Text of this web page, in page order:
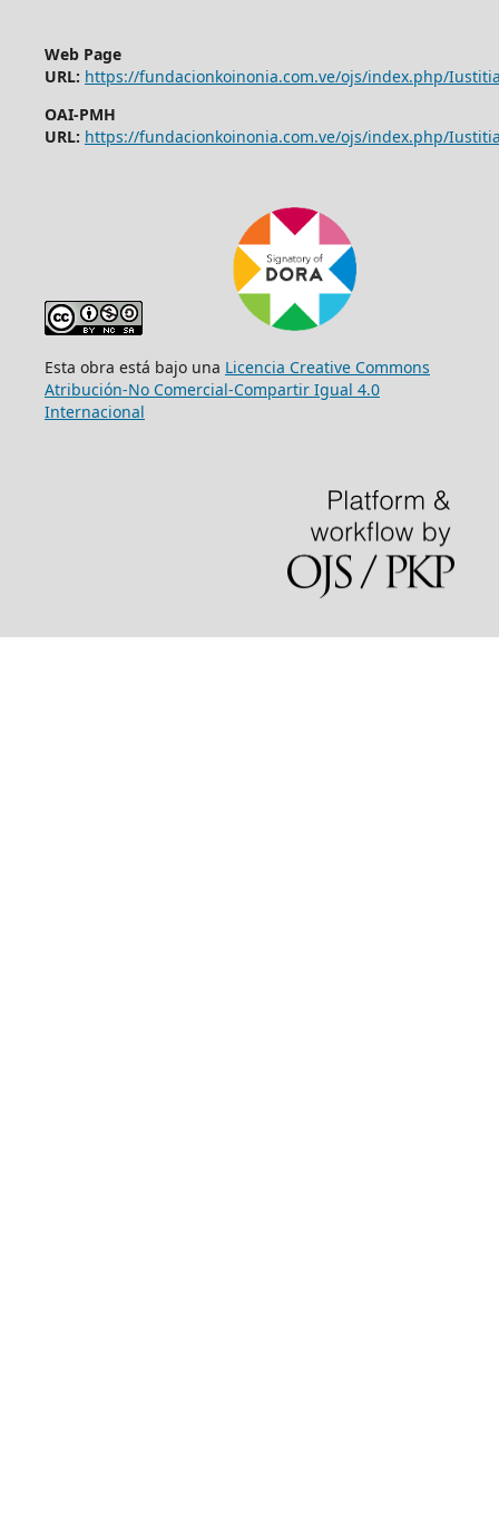
Web Page
URL: https://fundacionkoinonia.com.ve/ojs/index.php/
OAI-PMH
URL: https://fundacionkoinonia.com.ve/ojs/index.php/
Esta obra está bajo una Licencia Creative Commons
Atribución-No Comercial-Compartir Igual 4.0
Internacional